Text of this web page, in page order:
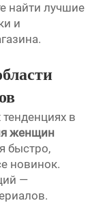
найти лучшие
и
в
женщин
быстро,
новинок.
—